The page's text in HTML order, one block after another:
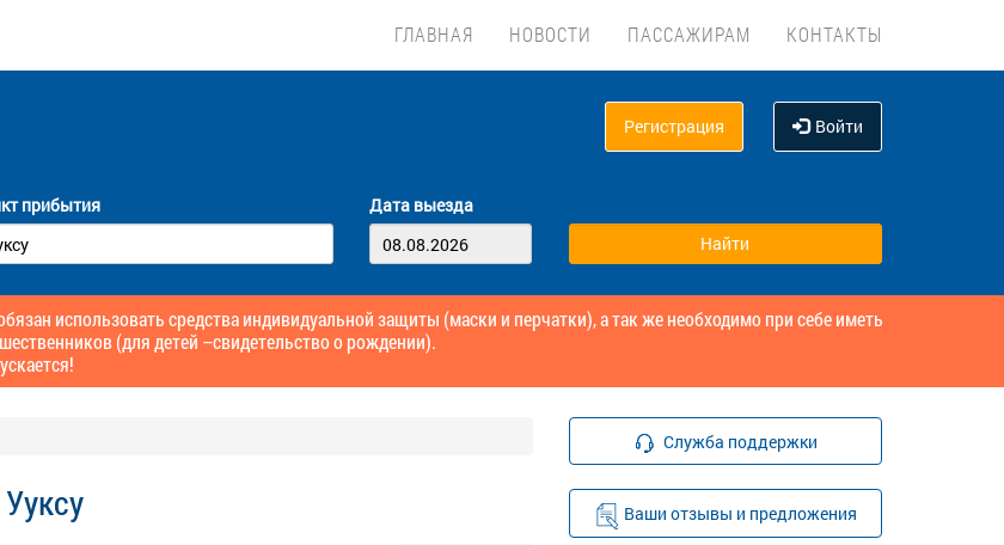
ГЛАВНАЯ НОВОСТИ ПАССАЖИРАМ КОНТАКТЫ
Регистрация Войти
прибытия Дата выезда
использовать средства индивидуальной защиты (маски и перчатки), а так же необходимо при себе иметь
(для детей –свидетельство о рождении).
Служба поддержки
Ваши отзывы и предложения